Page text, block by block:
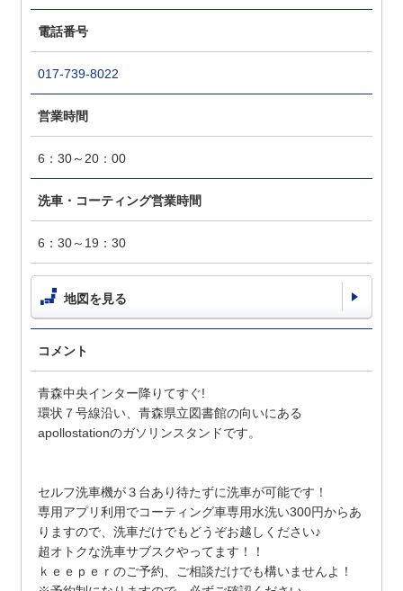
電話番号
017-739-8022
営業時間
6：30～20：00
洗車・コーティング営業時間
6：30～19：30
地図を見る
コメント
青森中央インター降りてすぐ!
環状７号線沿い、青森県立図書館の向いにある
apollostationのガソリンスタンドです。
セルフ洗車機が３台あり待たずに洗車が可能です！
専用アプリ利用でコーティング車専用水洗い300円からあ
りますので、洗車だけでもどうぞお越しください♪
超オトクな洗車サブスクやってます！！
ｋｅｅｐｅｒのご予約、ご相談だけでも構いませんよ！